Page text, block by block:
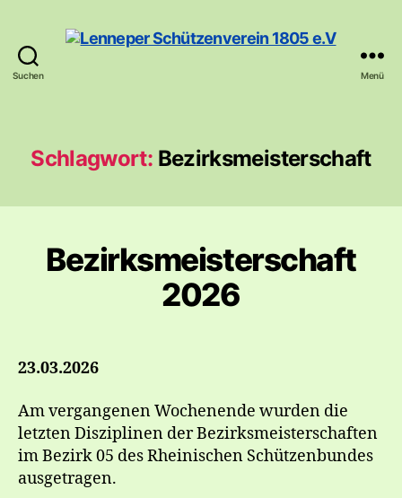
Suchen
e.V
Menü
Schlagwort: Bezirksmeisterschaft
Bezirksmeisterschaft
2026
23.03.2026
Am vergangenen Wochenende wurden die
letzten Disziplinen der Bezirksmeisterschaften
im Bezirk 05 des Rheinischen Schützenbundes
ausgetragen.